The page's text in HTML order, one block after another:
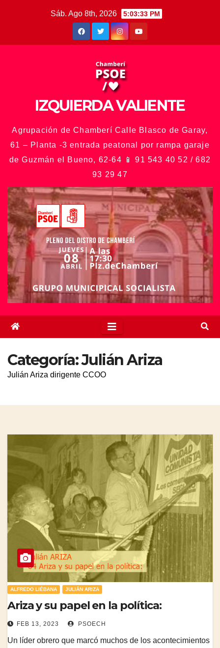
Sáb. Ago 8th, 2026 5:03:35 PM
IZQUIERDA VALIENTE
Agrupación de Chamberí Calle Blasco de Garay,
61 – Planta -3 entrada peatonal por rampa garaje
de Guzmán el Bueno, 62-64 📱 91 543 40 52 / 682
93 29 47
Categoría:Julián Ariza
Julián Ariza dirigente CCOO
ALFREDO LIÉBANA JULIÁN ARIZA
Ariza y su papel en la política:
FEB 13, 2023 PSOECH
Un líder obrero que marcó muchos de los acontecimientos